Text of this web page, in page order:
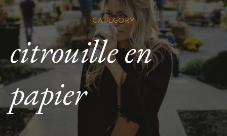
CATEGORY
citrouille en
papier